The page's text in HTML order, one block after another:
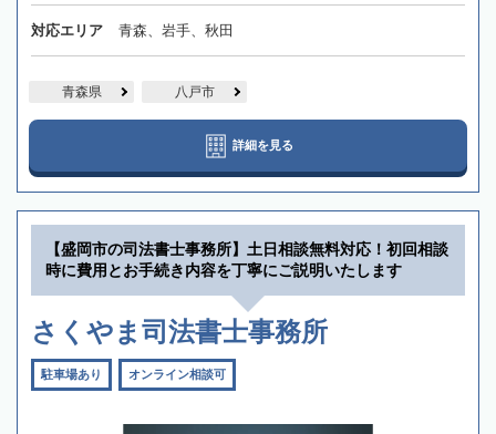
対応エリア 青森、岩手、秋田
青森県 八戸市
詳細を見る
【盛岡市の司法書士事務所】土日相談無料対応！初回相談
時に費用とお手続き内容を丁寧にご説明いたします
さくやま司法書士事務所
駐車場あり オンライン相談可